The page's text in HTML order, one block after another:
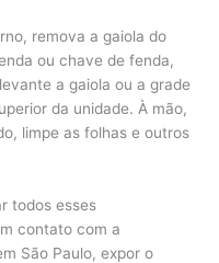
remova a gaiola do
ou chave de fenda,
a gaiola ou a grade
da unidade. À mão,
limpe as folhas e outros
todos esses
contato com a
São Paulo, expor o